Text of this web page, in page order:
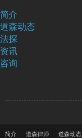
简介
道森动态
法探
资讯
咨询
简介 道森律师 道森动态